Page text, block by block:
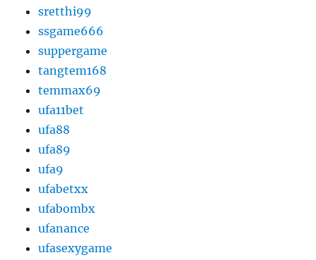
sretthi99
ssgame666
suppergame
tangtem168
temmax69
ufa11bet
ufa88
ufa89
ufa9
ufabetxx
ufabombx
ufanance
ufasexygame